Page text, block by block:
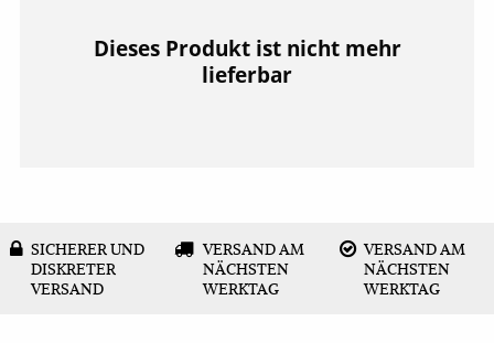
Dieses Produkt ist nicht mehr
lieferbar
SICHERER UND
DISKRETER
VERSAND
VERSAND AM
NÄCHSTEN
WERKTAG
VERSAND AM
NÄCHSTEN
WERKTAG